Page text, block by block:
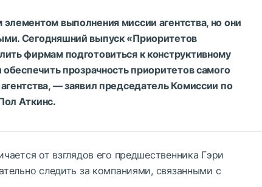
выполнения миссии агентства, но они
Сегодняшний выпуск «Приоритетов
фирмам подготовиться к конструктивному
обеспечить прозрачность приоритетов самого
— заявил председатель Комиссии по
Аткинс.
от взглядов его предшественника Гэри
следить за компаниями, связанными с